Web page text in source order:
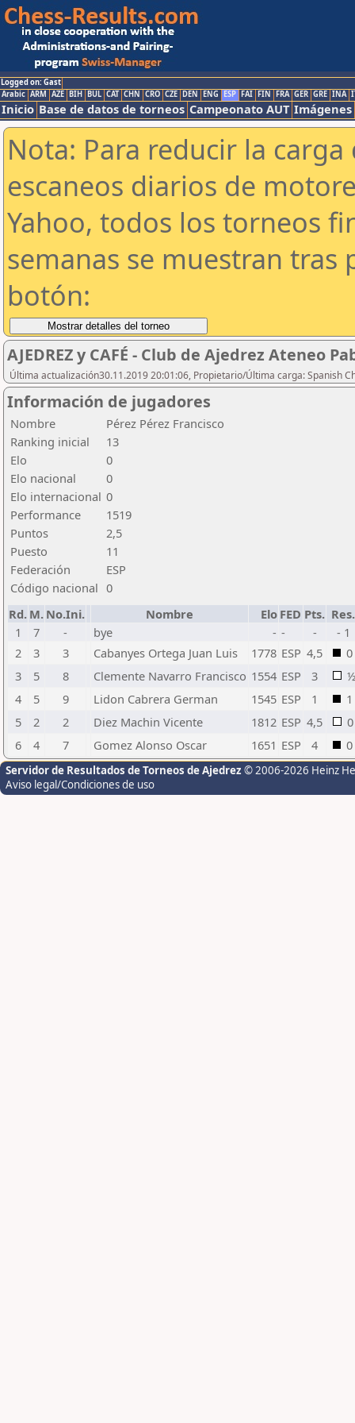
Logged on: Gast
Arabic ARM AZE BIH BUL CAT CHN CRO CZE DEN ENG ESP FAI FIN FRA GER GRE INA
Inicio Base de datos de torneos Campeonato AUT Imágenes
Nota: Para reducir la
escaneos diarios de
Yahoo, todos los torneos
semanas se muestran tras
botón:
AJEDREZ y CAFÉ - Club de Ajedrez Ateneo
Última actualización30.11.2019 20:01:06, Propietario/Última carga: Spanish
Información de jugadores
Nombre
Pérez Pérez Francisco
Ranking inicial
13
Elo
0
Elo nacional
0
Elo internacional 0
Performance
1519
Puntos
2,5
Puesto
11
Federación
ESP
Código nacional 0
Rd. M. No.Ini. Nombre Elo FED Pts. Res.
1
7 - bye - - -
- 1
2
3 3 Cabanyes Ortega Juan Luis 1778 ESP 4,5
0
3
5 8 Clemente Navarro Francisco 1554 ESP 3
½
4
5 9 Lidon Cabrera German 1545 ESP 1
1
5
2 2 Diez Machin Vicente 1812 ESP 4,5
0
6
4 7 Gomez Alonso Oscar 1651 ESP 4 0
Servidor de Resultados de Torneos de Ajedrez © 2006-2026 Heinz
Aviso legal/Condiciones de uso